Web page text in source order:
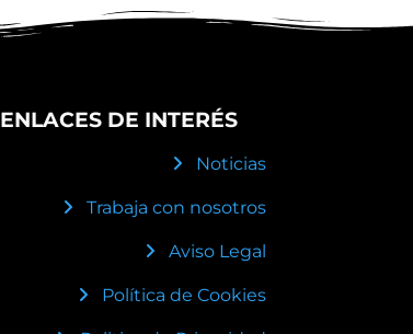
ENLACES DE INTERÉS
Noticias
Trabaja con nosotros
Aviso Legal
Política de Cookies